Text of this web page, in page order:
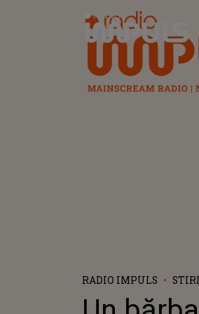
Radio Impuls
RADIO IMPULS STIRI